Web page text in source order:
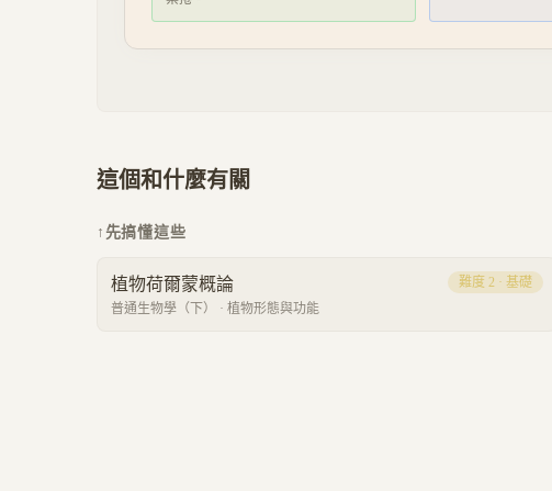
這個和什麼有關
↑ 先搞懂這些
植物荷爾蒙概論
普通生物學（下） · 植物形態與功能
難度 2 · 基礎